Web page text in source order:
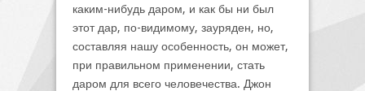
каким-нибудь даром, и как бы ни был
этот дар, по-видимому, зауряден, но,
составляя нашу особенность, он может,
при правильном применении, стать
даром для всего человечества. Джон